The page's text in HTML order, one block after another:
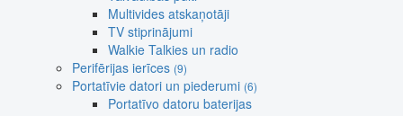
Multivides atskaņotāji
TV stiprinājumi
Walkie Talkies un radio
Perifērijas ierīces (9)
Portatīvie datori un piederumi (6)
Portatīvo datoru baterijas